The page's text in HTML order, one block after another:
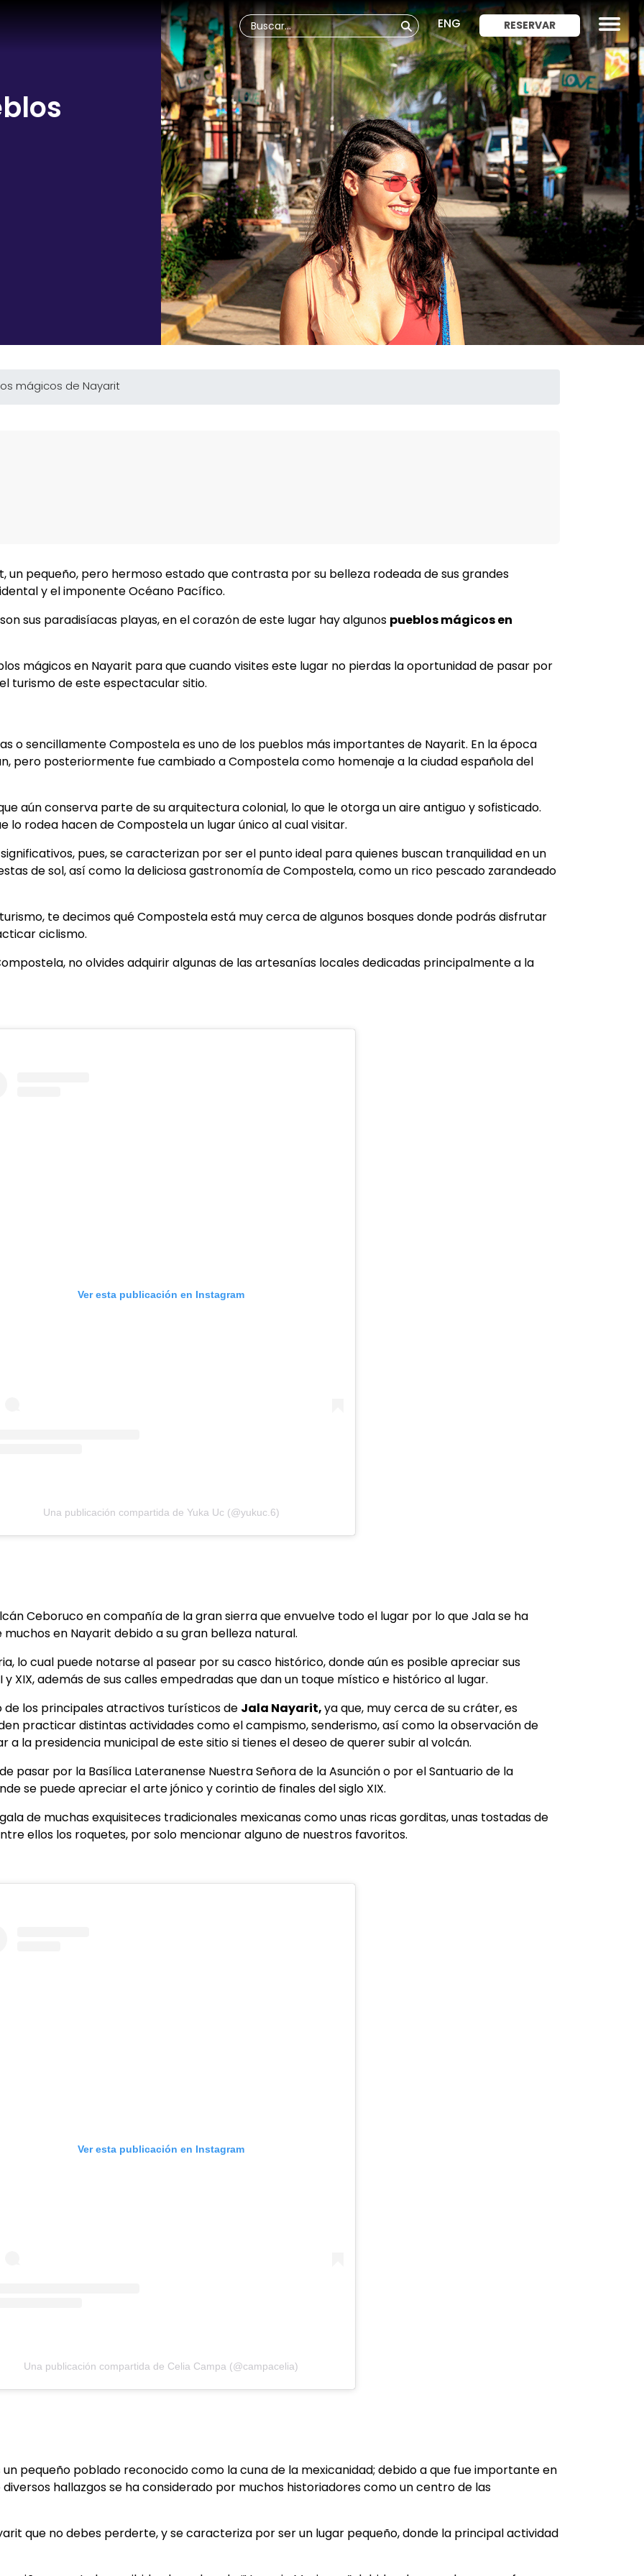
ENG RESERVAR
mágicos de Nayarit
un pequeño, pero hermoso estado que contrasta por su belleza rodeada de sus grandes
y el imponente Océano Pacífico.
sus paradisíacas playas, en el corazón de este lugar hay algunos pueblos mágicos en
mágicos en Nayarit para que cuando visites este lugar no pierdas la oportunidad de pasar por
turismo de este espectacular sitio.
o sencillamente Compostela es uno de los pueblos más importantes de Nayarit. En la época
pero posteriormente fue cambiado a Compostela como homenaje a la ciudad española del
aún conserva parte de su arquitectura colonial, lo que le otorga un aire antiguo y sofisticado.
lo rodea hacen de Compostela un lugar único al cual visitar.
pues, se caracterizan por ser el punto ideal para quienes buscan tranquilidad en un
de sol, así como la deliciosa gastronomía de Compostela, como un rico pescado zarandeado
te decimos qué Compostela está muy cerca de algunos bosques donde podrás disfrutar
ciclismo.
no olvides adquirir algunas de las artesanías locales dedicadas principalmente a la
Ver esta publicación en Instagram
Una publicación compartida de Yuka Uc (@yukuc.6)
Ceboruco en compañía de la gran sierra que envuelve todo el lugar por lo que Jala se ha
en Nayarit debido a su gran belleza natural.
lo cual puede notarse al pasear por su casco histórico, donde aún es posible apreciar sus
y XIX, además de sus calles empedradas que dan un toque místico e histórico al lugar.
de los principales atractivos turísticos de Jala Nayarit,ya que, muy cerca de su cráter, es
practicar distintas actividades como el campismo, senderismo, así como la observación de
a la presidencia municipal de este sitio si tienes el deseo de querer subir al volcán.
pasar por la Basílica Lateranense Nuestra Señora de la Asunción o por el Santuario de la
se puede apreciar el arte jónico y corintio de finales del siglo XIX.
de muchas exquisiteces tradicionales mexicanas como unas ricas gorditas, unas tostadas de
ellos los roquetes, por solo mencionar alguno de nuestros favoritos.
Ver esta publicación en Instagram
Una publicación compartida de Celia Campa (@campacelia)
un pequeño poblado reconocido como la cuna de la mexicanidad; debido a que fue importante en
hallazgos se ha considerado por muchos historiadores como un centro de las
que no debes perderte, y se caracteriza por ser un lugar pequeño, donde la principal actividad